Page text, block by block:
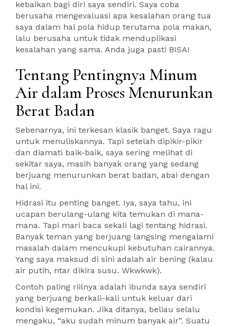
kebaikan bagi diri saya sendiri. Saya coba
berusaha mengevaluasi apa kesalahan orang tua
saya dalam hal pola hidup terutama pola makan,
lalu berusaha untuk tidak menduplikasi
kesalahan yang sama. Anda juga pasti BISA!
Tentang Pentingnya Minum
Air dalam Proses Menurunkan
Berat Badan
Sebenarnya, ini terkesan klasik banget. Saya ragu
untuk menuliskannya. Tapi setelah dipikir-pikir
dan diamati baik-baik, saya sering melihat di
sekitar saya, masih banyak orang yang sedang
berjuang menurunkan berat badan, abai dengan
hal ini.
Hidrasi itu penting banget. Iya, saya tahu, ini
ucapan berulang-ulang kita temukan di mana-
mana. Tapi mari baca sekali lagi tentang hidrasi.
Banyak teman yang berjuang langsing mengalami
masalah dalam mencukupi kebutuhan cairannya.
Yang saya maksud di sini adalah air bening (kalau
air putih, ntar dikira susu. Wkwkwk).
Contoh paling riilnya adalah ibunda saya sendiri
yang berjuang berkali-kali untuk keluar dari
kondisi kegemukan. Jika ditanya, beliau selalu
mengaku, “aku sudah minum banyak air”. Suatu